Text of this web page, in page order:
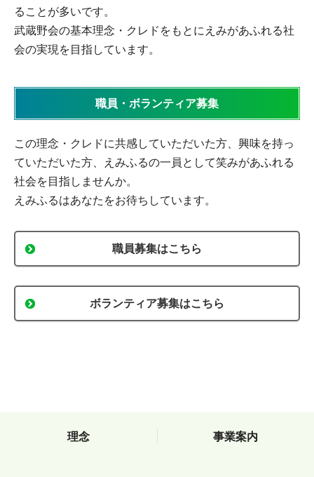
ることが多いです。
武蔵野会の基本理念・クレドをもとにえみがあふれる社
会の実現を目指しています。
職員・ボランティア募集
この理念・クレドに共感していただいた方、興味を持っ
ていただいた方、えみふるの一員として笑みがあふれる
社会を目指しませんか。
えみふるはあなたをお待ちしています。
職員募集はこちら
ボランティア募集はこちら
理念 事業案内